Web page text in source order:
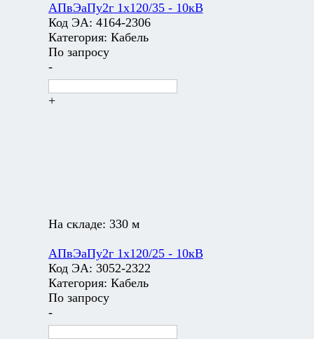
АПвЭаПу2г 1х120/35 - 10кВ
Код ЭА: 4164-2306
Категория: Кабель
По запросу
-
+
На складе: 330 м
АПвЭаПу2г 1х120/25 - 10кВ
Код ЭА: 3052-2322
Категория: Кабель
По запросу
-